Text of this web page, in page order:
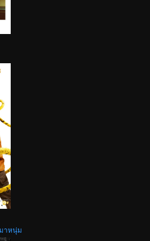
าหนุ่ม